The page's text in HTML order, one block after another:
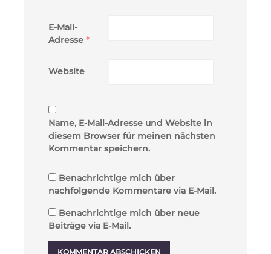
E-Mail-
Adresse *
Website
Name, E-Mail-Adresse und Website in
diesem Browser für meinen nächsten
Kommentar speichern.
Benachrichtige mich über
nachfolgende Kommentare via E-Mail.
Benachrichtige mich über neue
Beiträge via E-Mail.